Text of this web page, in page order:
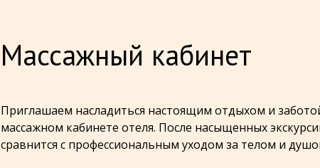
Массажный кабинет
Приглашаем насладиться настоящим отдыхом и
массажном кабинете отеля. После насыщенных
сравнится с профессиональным уходом за телом и